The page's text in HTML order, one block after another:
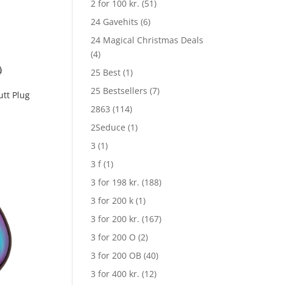
Plug
2 for 100 kr. (51)
24 Gavehits (6)
24 Magical Christmas Deals
(4)
25 Best (1)
25 Bestsellers (7)
2863 (114)
2Seduce (1)
3 (1)
3 f (1)
3 for 198 kr. (188)
3 for 200 k (1)
3 for 200 kr. (167)
3 for 200 O (2)
3 for 200 OB (40)
3 for 400 kr. (12)